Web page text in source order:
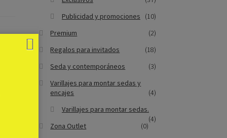
Publicidad y promociones
(10)
Premium
(2)
Regalos para invitados
(18)
Seda y contemporáneos
(3)
Varillajes para montar sedas y
encajes
(4)
Varillajes para montar sedas.
(4)
Zona Outlet (0)